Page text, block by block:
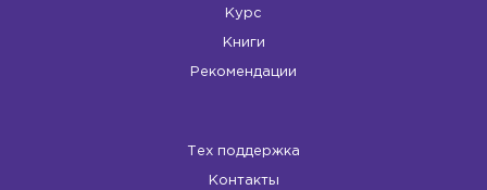
Курс
Книги
Рекомендации
Тех поддержка
Контакты